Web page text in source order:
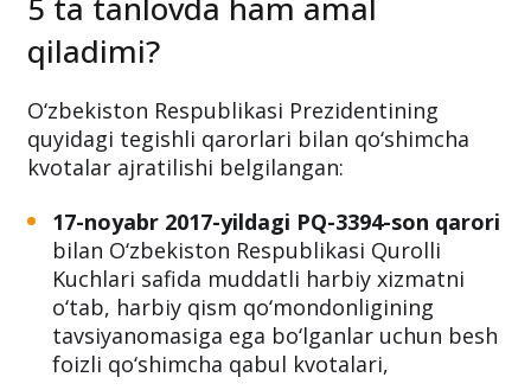
qiladimi?
O‘zbekiston Respublikasi Prezidentining
quyidagi tegishli qarorlari bilan qo‘shimcha
kvotalar ajratilishi belgilangan:
17-noyabr 2017-yildagi PQ-3394-son qarori
bilan O‘zbekiston Respublikasi Qurolli
Kuchlari safida muddatli harbiy xizmatni
o‘tab, harbiy qism qo‘mondonligining
tavsiyanomasiga ega bo‘lganlar uchun besh
foizli qo‘shimcha qabul kvotalari,